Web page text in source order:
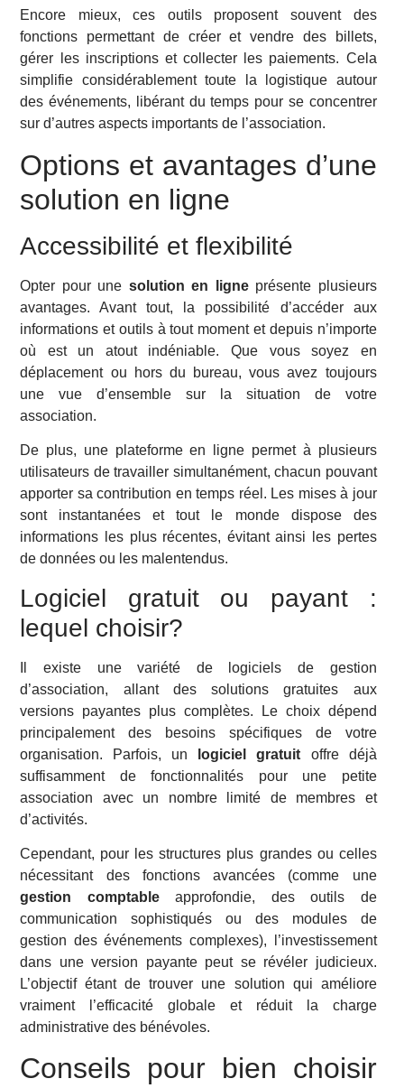
Encore mieux, ces outils proposent souvent des
fonctions permettant de créer et vendre des billets,
gérer les inscriptions et collecter les paiements. Cela
simplifie considérablement toute la logistique autour
des événements, libérant du temps pour se concentrer
sur d’autres aspects importants de l’association.
Options et avantages d’une
solution en ligne
Accessibilité et flexibilité
Opter pour une solution en ligneprésente plusieurs
avantages. Avant tout, la possibilité d’accéder aux
informations et outils à tout moment et depuis n’importe
où est un atout indéniable. Que vous soyez en
déplacement ou hors du bureau, vous avez toujours
une vue d’ensemble sur la situation de votre
association.
De plus, une plateforme en ligne permet à plusieurs
utilisateurs de travailler simultanément, chacun pouvant
apporter sa contribution en temps réel. Les mises à jour
sont instantanées et tout le monde dispose des
informations les plus récentes, évitant ainsi les pertes
de données ou les malentendus.
Logiciel gratuit ou payant :
lequel choisir?
Il existe une variété de logiciels de gestion
d’association, allant des solutions gratuites aux
versions payantes plus complètes. Le choix dépend
principalement des besoins spécifiques de votre
organisation. Parfois, un
logiciel gratuit offre déjà
suffisamment de fonctionnalités pour une petite
association avec un nombre limité de membres et
d’activités.
Cependant, pour les structures plus grandes ou celles
nécessitant des fonctions avancées (comme une
gestion comptableapprofondie, des outils de
communication sophistiqués ou des modules de
gestion des événements complexes), l’investissement
dans une version payante peut se révéler judicieux.
L’objectif étant de trouver une solution qui améliore
vraiment l’efficacité globale et réduit la charge
administrative des bénévoles.
Conseils pour bien choisir